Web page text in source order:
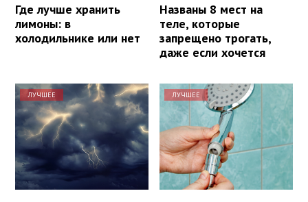
Где лучше хранить
лимоны: в
холодильнике или нет
Названы 8 мест на
теле, которые
запрещено трогать,
даже если хочется
ЛУЧШЕЕ ЛУЧШЕЕ